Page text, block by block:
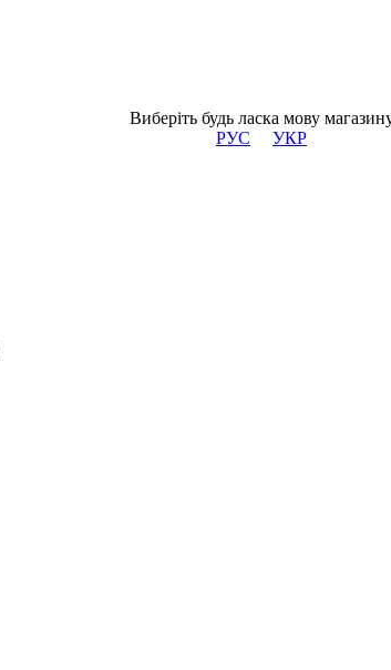
Виберіть будь ласка мову
РУС
УКР